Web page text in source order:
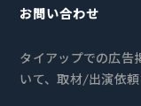
お問い合わせ
タイアップでの広告
いて、取材/出演依頼